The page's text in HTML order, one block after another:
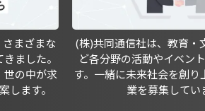
まざまな
ました。
世の中が求
します。
(株)共同通信社は、教育・
ど各分野の活動やイベン
す。一緒に未来社会を創り
業を募集してい